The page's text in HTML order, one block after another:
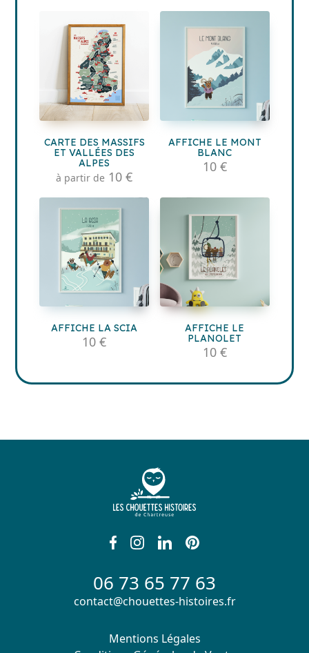
CARTE DES MASSIFS
ET VALLÉES DES
ALPES
à partir de 10 €
AFFICHE LE MONT
BLANC
10 €
AFFICHE LA SCIA
10 €
AFFICHE LE
PLANOLET
10 €
06 73 65 77 63
contact@chouettes-histoires.fr
Mentions Légales